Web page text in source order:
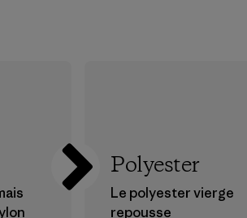
Polyester
Le polyester vierge
repousse